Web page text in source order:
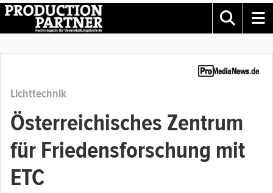
Lichttechnik
Österreichisches Zentrum
für Friedensforschung mit
ETC